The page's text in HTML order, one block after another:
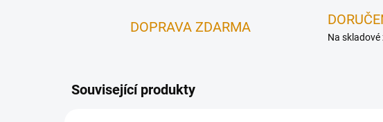
DOPRAVA ZDARMA
Na skladové
Související produkty